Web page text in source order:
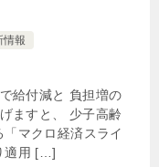
情報
給付減と 負担増の
ますと、 少子高齢
マクロ経済スライ
適用 […]